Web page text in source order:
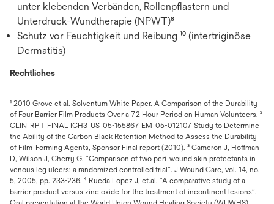
unter klebenden Verbänden, Rollenpflastern und
Unterdruck-Wundtherapie (NPWT)⁸
Schutz vor Feuchtigkeit und Reibung ¹⁰ (intertriginöse
Dermatitis)
Rechtliches
¹ 2010 Grove et al. Solventum White Paper. A Comparison of the Durability
of Four Barrier Film Products Over a 72 Hour Period on Human Volunteers. ²
CLIN-RPT-FINAL-ICH3-US-05-155867 EM-05-012107 Study to Determine
the Ability of the Carbon Black Retention Method to Assess the Durability
of Film-Forming Agents, Sponsor Final report (2010). ³ Cameron J, Hoffman
D, Wilson J, Cherry G. “Comparison of two peri-wound skin protectants in
venous leg ulcers: a randomized controlled trial”. J Wound Care, vol. 14, no.
5, 2005, pp. 233-236. ⁴ Rueda Lopez J, et.al. “A comparative study of a
barrier product versus zinc oxide for the treatment of incontinent lesions”.